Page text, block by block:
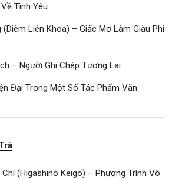
Tình Yêu
Liên Khoa) – Giấc Mơ Làm Giàu Phi
– Người Ghi Chép Tương Lai
Đại Trong Một Số Tác Phẩm Văn
(Higashino Keigo) – Phương Trình Vô